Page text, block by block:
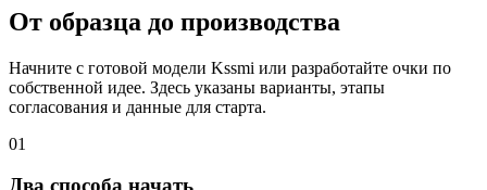
От образца до производства
Начните с готовой модели Kssmi или разработайте очки по
собственной идее. Здесь указаны варианты, этапы
согласования и данные для старта.
01